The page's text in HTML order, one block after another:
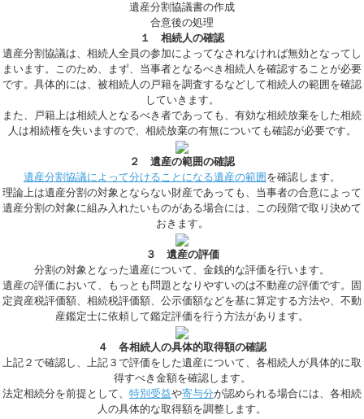
遺産分割協議書の作成
合意後の処理
１ 相続人の確認
遺産分割協議は、相続人全員の参加によってなされなければ無効となってし
まいます。このため、まず、当事者となるべき相続人を確認することが必要
です。具体的には、被相続人の戸籍を調査するなどして相続人の範囲を確認
していきます。
また、戸籍上は相続人となるべき者であっても、有効な相続放棄をした相続
人は相続権を失いますので、相続放棄の有無についても確認が必要です。
２ 遺産の範囲の確認
遺産分割協議によって分けることになる遺産の範囲 を確認します。
理論上は遺産分割の対象とならない財産であっても、当事者の合意によって
遺産分割の対象に組み入れたいものがある場合には、この段階で取り決めて
おきます。
３ 遺産の評価
分割の対象となった遺産について、金銭的な評価を行います。
遺産の評価において、もっとも問題となりやすいのは不動産の評価です。固
定資産税評価額、相続税評価額、公示価額などを基に算定する方法や、不動
産鑑定士に依頼して鑑定評価を行う方法があります。
４ 各相続人の具体的取得額の確認
上記２で確認し、上記３で評価をした遺産について、各相続人が具体的に取
得すべき金額を確認します。
法定相続分を前提として、 特別受益や寄与分が認められる場合には、各相続
人の具体的な取得額を調整します。